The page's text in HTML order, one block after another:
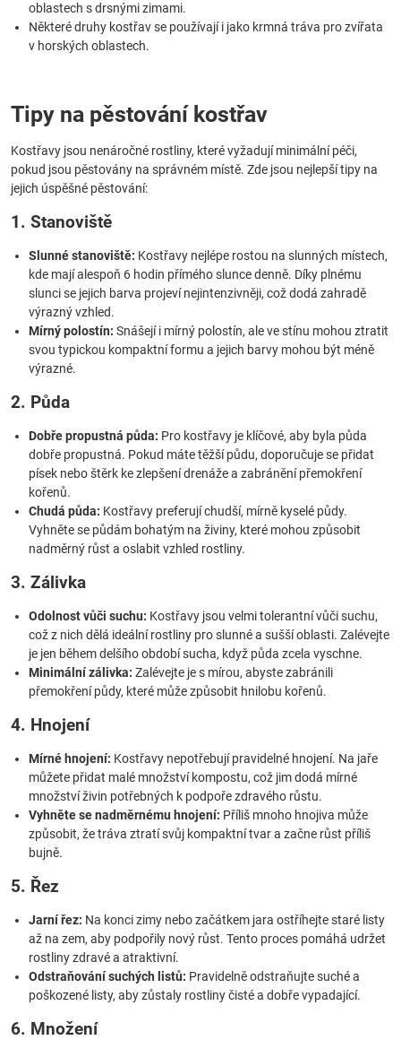
oblastech s drsnými zimami.
Některé druhy kostřav se používají i jako krmná tráva pro zvířata
v horských oblastech.
Tipy na pěstování kostřav
Kostřavy jsou nenáročné rostliny, které vyžadují minimální péči,
pokud jsou pěstovány na správném místě. Zde jsou nejlepší tipy na
jejich úspěšné pěstování:
1. Stanoviště
Slunné stanoviště: Kostřavy nejlépe rostou na slunných místech,
kde mají alespoň 6 hodin přímého slunce denně. Díky plnému
slunci se jejich barva projeví nejintenzivněji, což dodá zahradě
výrazný vzhled.
Mírný polostín: Snášejí i mírný polostín, ale ve stínu mohou ztratit
svou typickou kompaktní formu a jejich barvy mohou být méně
výrazné.
2. Půda
Dobře propustná půda: Pro kostřavy je klíčové, aby byla půda
dobře propustná. Pokud máte těžší půdu, doporučuje se přidat
písek nebo štěrk ke zlepšení drenáže a zabránění přemokření
kořenů.
Chudá půda: Kostřavy preferují chudší, mírně kyselé půdy.
Vyhněte se půdám bohatým na živiny, které mohou způsobit
nadměrný růst a oslabit vzhled rostliny.
3. Zálivka
Odolnost vůči suchu: Kostřavy jsou velmi tolerantní vůči suchu,
což z nich dělá ideální rostliny pro slunné a sušší oblasti. Zalévejte
je jen během delšího období sucha, když půda zcela vyschne.
Minimální zálivka: Zalévejte je s mírou, abyste zabránili
přemokření půdy, které může způsobit hnilobu kořenů.
4. Hnojení
Mírné hnojení: Kostřavy nepotřebují pravidelné hnojení. Na jaře
můžete přidat malé množství kompostu, což jim dodá mírné
množství živin potřebných k podpoře zdravého růstu.
Vyhněte se nadměrnému hnojení: Příliš mnoho hnojiva může
způsobit, že tráva ztratí svůj kompaktní tvar a začne růst příliš
bujně.
5. Řez
Jarní řez: Na konci zimy nebo začátkem jara ostříhejte staré listy
až na zem, aby podpořily nový růst. Tento proces pomáhá udržet
rostliny zdravé a atraktivní.
Odstraňování suchých listů: Pravidelně odstraňujte suché a
poškozené listy, aby zůstaly rostliny čisté a dobře vypadající.
6. Množení